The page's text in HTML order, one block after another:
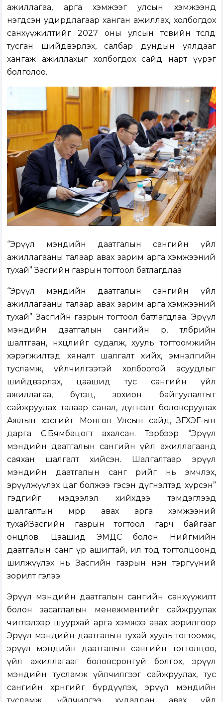
ажиллагаа, арга хэмжээг улсын хэмжээнд
нэгдсэн удирдлагаар ханган ажиллах, холбогдох
санхүүжилтийг 2027 оны улсын төсвийн төсөлд
тусган шийдвэрлэх, салбар дундын уялдааг
хангаж ажиллахыг холбогдох сайд нарт үүрэг
болголоо.
“Эрүүл мэндийн даатгалын сангийн үйл
ажиллагааны талаар авах зарим арга хэмжээний
тухай” Засгийн газрын тогтоол батлагдлаа
“Эрүүл мэндийн даатгалын сангийн үйл
ажиллагааны талаар авах зарим арга хэмжээний
тухай” Засгийн газрын тогтоол батлагдлаа. Эрүүл
мэндийн даатгалын сангийн өр, төлбөрийн
шалтгаан, нөхцөлийг судалж, хууль тогтоомжийн
хэрэгжилтэд хяналт шалгалт хийх, эмнэлгийн
тусламж, үйлчилгээтэй холбоотой асуудлыг
шийдвэрлэх, цаашид тус сангийн үйл
ажиллагаа, бүтэц, зохион байгуулалтыг
сайжруулах талаар санал, дүгнэлт боловсруулах
Ажлын хэсгийг Монгол Улсын сайд, ЗГХЭГ-ын
дарга С.Бямбацогт ахалсан. Тэрбээр “Эрүүл
мэндийн даатгалын сангийн үйл ажиллагаанд
саяхан шалгалт хийсэн. Шалгалтаар эрүүл
мэндийн даатгалын санг өөрийг нь эмчлэх,
эрүүлжүүлэх цаг болжээ гэсэн дүгнэлтэд хүрсэн”
гэдгийг мэдээлэл хийхдээ тэмдэглээд
шалгалтын мөрөөр авах арга хэмжээний
тухайЗасгийн газрын тогтоол гарч байгааг
онцлов. Цаашид ЭМДС болон Нийгмийн
даатгалын санг үр ашигтай, ил тод тогтолцоонд
шилжүүлэх нь Засгийн газрын нэн тэргүүний
зорилт гэлээ.
Эрүүл мэндийн даатгалын сангийн санхүүжилт
болон засаглалын менежментийг сайжруулах
чиглэлээр шуурхай арга хэмжээ авах зорилгоор
Эрүүл мэндийн даатгалын тухай хууль тогтоомж,
эрүүл мэндийн даатгалын сангийн тогтолцоо,
үйл ажиллагааг боловсронгуй болгох, эрүүл
мэндийн тусламж үйлчилгээг сайжруулах, тус
сангийн хөрөнгийг бүрдүүлэх, эрүүл мэндийн
тусламж, үйлчилгээ худалдан авах үйл